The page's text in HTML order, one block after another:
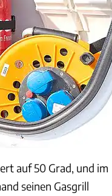
auf 50 Grad, und im
seinen Gasgrill